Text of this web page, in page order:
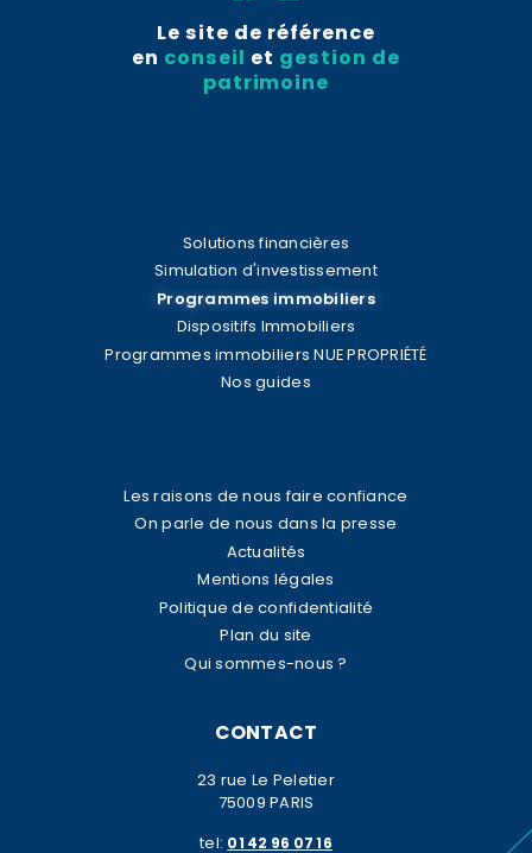
Le site de référence
en conseil et gestion de
patrimoine
Solutions financières
Simulation d'investissement
Programmes immobiliers
Dispositifs Immobiliers
Programmes immobiliers NUE PROPRIÉTÉ
Nos guides
Les raisons de nous faire confiance
On parle de nous dans la presse
Actualités
Mentions légales
Politique de confidentialité
Plan du site
Qui sommes-nous ?
CONTACT
23 rue Le Peletier
75009 PARIS
tel: 01 42 96 07 16